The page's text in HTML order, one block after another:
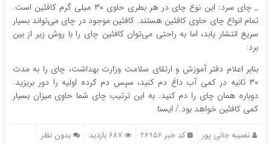
_ چای سرد: این نوع چای در هر بطری حاوی ۳۰ میلی گرم کافئین است.
تمام انواع چای حاوی کافئین هستند. کافئین موجود در چای می‌تواند بسیار
سریع انتشار یابد، اما به راحتی می‌توان کافئین چای را با روش زیر از بین
برد:
بنابر اعلام دفتر آموزش و ارتقای سلامت وزارت بهداشت، چای را به مدت
۳۰ ثانیه در کمی آب داغ دم کنید، سپس دم کرده اولیه را دور بریزید.
دوباره همان چای را دم کنید. به این ترتیب چای شما حاوی میزان بسیار
کمی کافئین خواهد بود./ ایسنا
نصیبه جانی پور کد خبر 26956 687 بازدید
بدون نظر